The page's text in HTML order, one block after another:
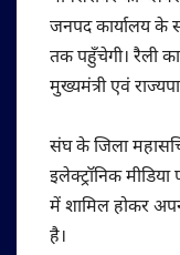
जनपद कार्यालय के
तक पहुँचेगी। रैली
मुख्यमंत्री एवं
संघ के जिला
इलेक्ट्रॉनिक
में शामिल होकर
है।